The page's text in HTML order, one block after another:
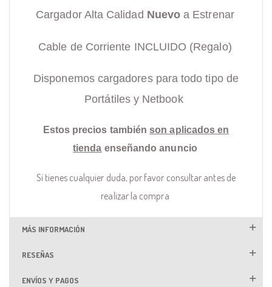
Cargador Alta Calidad Nuevo a Estrenar
Cable de Corriente INCLUIDO (Regalo)
Disponemos cargadores para todo tipo de
Portátiles y Netbook
Estos precios también son aplicados en
tienda enseñando anuncio
Si tienes cualquier duda, por favor consultar antes de
realizar la compra
MÁS INFORMACIÓN
RESEÑAS
ENVÍOS Y PAGOS